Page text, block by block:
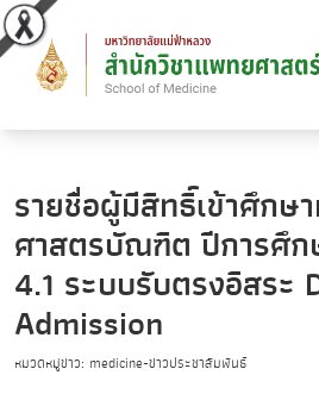
รายชื่อผู้มีสิทธิ์เข้าศึกษ
ศาสตรบัณฑิต ปีการศึก
4.1 ระบบรับตรงอิสระ
Admission
หมวดหมู่ข่าว: medicine-ข่าวประชาสัมพันธ์